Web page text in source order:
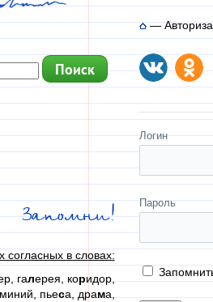
Запомни!
согласных в словах:
галерея, коридор,
пьеса, драма,
—
Логин
Пароль